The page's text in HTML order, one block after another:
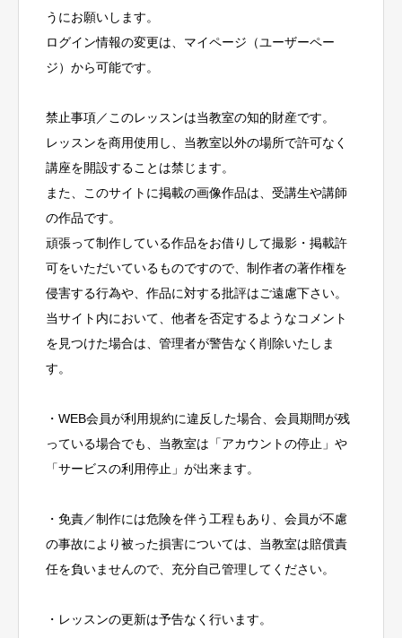
うにお願いします。
ログイン情報の変更は、マイページ（ユーザーペー
ジ）から可能です。
禁止事項／このレッスンは当教室の知的財産です。
レッスンを商用使用し、当教室以外の場所で許可なく
講座を開設することは禁じます。
また、このサイトに掲載の画像作品は、受講生や講師
の作品です。
頑張って制作している作品をお借りして撮影・掲載許
可をいただいているものですので、制作者の著作権を
侵害する行為や、作品に対する批評はご遠慮下さい。
当サイト内において、他者を否定するようなコメント
を見つけた場合は、管理者が警告なく削除いたしま
す。
・WEB会員が利用規約に違反した場合、会員期間が残
っている場合でも、当教室は「アカウントの停止」や
「サービスの利用停止」が出来ます。
・免責／制作には危険を伴う工程もあり、会員が不慮
の事故により被った損害については、当教室は賠償責
任を負いませんので、充分自己管理してください。
・レッスンの更新は予告なく行います。